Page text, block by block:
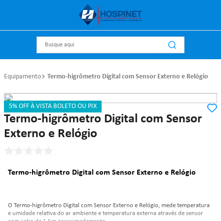
Equipamento Termo-higrômetro Digital com Sensor Externo e Relógio
5% OFF À VISTA BOLETO OU PIX
Referência :210 AKSO
Termo-higrômetro Digital com Sensor
Externo e Relógio
Termo-higrômetro Digital com Sensor Externo e Relógio
O Termo-higrômetro Digital com Sensor Externo e Relógio, mede temperatura
e umidade relativa do ar ambiente e temperatura externa através de sensor